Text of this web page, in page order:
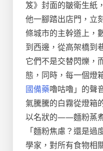
笈》封面的皺衛生紙
他一腳踏出店門，立
條城市的主幹道上，
到西邊，從高架橋到
它們不是交替閃爍，
態，同時，每一個燈
國備藥嚕咕嚕」的聲
氣騰騰的白霧從燈箱
以名狀的——麵粉蒸
「麵粉焦慮？還是
學家，對所有食物相